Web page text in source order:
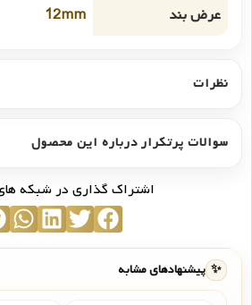
عرض بند
12mm
نظرات
سوالات پرتکرار درباره این محصول
اشتراک گذاری در شبکه
✨ پیشنهادهای مشابه